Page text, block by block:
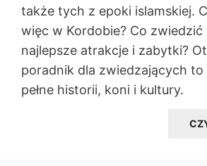
także tych z epoki islamskiej.
więc w Kordobie? Co zwiedzić
najlepsze atrakcje i zabytki?
poradnik dla zwiedzających
pełne historii, koni i kultury.